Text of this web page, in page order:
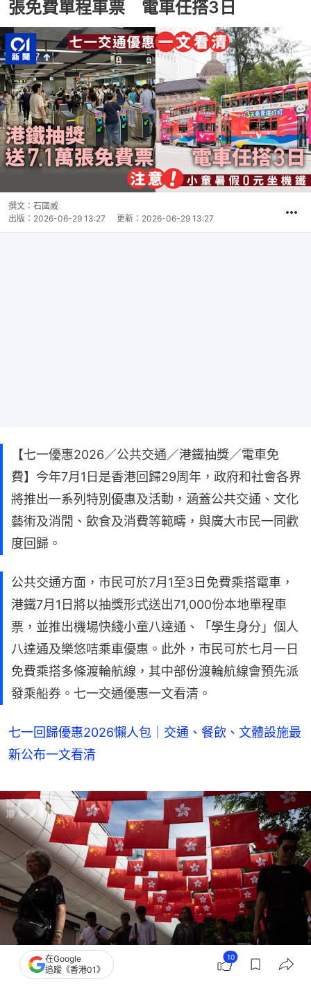
張免費單程車票 電車任搭3日
撰文： 石國威
出版： 2026-06-29 13:27 更新： 2026-06-29 13:27
【七一優惠2026／公共交通／港鐵抽獎／電車免
費】今年7月1日是香港回歸29周年，政府和社會各界
將推出一系列特別優惠及活動，涵蓋公共交通、文化
藝術及消閒、飲食及消費等範疇，與廣大市民一同歡
度回歸。
公共交通方面，市民可於7月1至3日免費乘搭電車，
港鐵7月1日將以抽獎形式送出71,000份本地單程車
票，並推出機場快綫小童八達通、「學生身分」個人
八達通及樂悠咭乘車優惠。此外，市民可於七月一日
免費乘搭多條渡輪航線，其中部份渡輪航線會預先派
發乘船券。七一交通優惠一文看清。
七一回歸優惠2026懶人包｜交通、餐飲、文體設施最
新公布一文看清
在Google
追蹤《香港01》
10